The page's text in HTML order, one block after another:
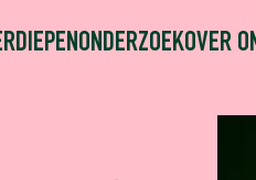
ONDERZOEKOVER